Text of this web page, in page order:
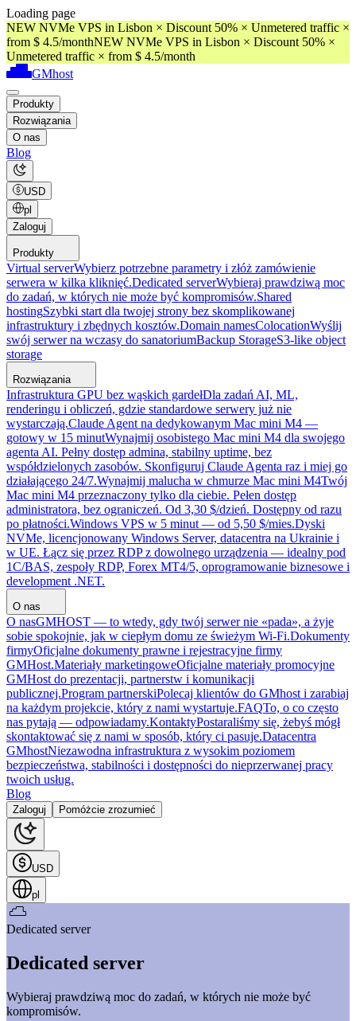
Loading page
NEW NVMe VPS in Lisbon × Discount 50% × Unmetered traffic ×
from $ 4.5/monthNEW NVMe VPS in Lisbon × Discount 50% ×
Unmetered traffic × from $ 4.5/month
GMhost
Produkty
Rozwiązania
O nas
Blog
USD
pl
Zaloguj
Produkty
Virtual serverWybierz potrzebne parametry i złóż zamówienie
serwera w kilka kliknięć.Dedicated serverWybieraj prawdziwą moc
do zadań, w których nie może być kompromisów.Shared
hostingSzybki start dla twojej strony bez skomplikowanej
infrastruktury i zbędnych kosztów.Domain namesColocationWyślij
swój serwer na wczasy do sanatoriumBackup StorageS3-like object
storage
Rozwiązania
Infrastruktura GPU bez wąskich gardełDla zadań AI, ML,
renderingu i obliczeń, gdzie standardowe serwery już nie
wystarczają.Claude Agent na dedykowanym Mac mini M4 —
gotowy w 15 minutWynajmij osobistego Mac mini M4 dla swojego
agenta AI. Pełny dostęp admina, stabilny uptime, bez
współdzielonych zasobów. Skonfiguruj Claude Agenta raz i miej go
działającego 24/7.Wynajmij malucha w chmurze Mac mini M4Twój
Mac mini M4 przeznaczony tylko dla ciebie. Pełen dostęp
administratora, bez ograniczeń. Od 3,30 $/dzień. Dostępny od razu
po płatności.Windows VPS w 5 minut — od 5,50 $/mies.Dyski
NVMe, licencjonowany Windows Server, datacentra na Ukrainie i
w UE. Łącz się przez RDP z dowolnego urządzenia — idealny pod
1C/BAS, zespoły RDP, Forex MT4/5, oprogramowanie biznesowe i
development .NET.
O nas
O nasGMHOST — to wtedy, gdy twój serwer nie «pada», a żyje
sobie spokojnie, jak w ciepłym domu ze świeżym Wi-Fi.Dokumenty
firmyOficjalne dokumenty prawne i rejestracyjne firmy
GMHost.Materiały marketingoweOficjalne materiały promocyjne
GMHost do prezentacji, partnerstw i komunikacji
publicznej.Program partnerskiPolecaj klientów do GMhost i zarabiaj
na każdym projekcie, który z nami wystartuje.FAQTo, o co często
nas pytają — odpowiadamy.KontaktyPostaraliśmy się, żebyś mógł
skontaktować się z nami w sposób, który ci pasuje.Datacentra
GMhostNiezawodna infrastruktura z wysokim poziomem
bezpieczeństwa, stabilności i dostępności do nieprzerwanej pracy
twoich usług.
Blog
Zaloguj Pomóżcie zrozumieć
USD
pl
Dedicated server
Dedicated server
Wybieraj prawdziwą moc do zadań, w których nie może być
kompromisów.